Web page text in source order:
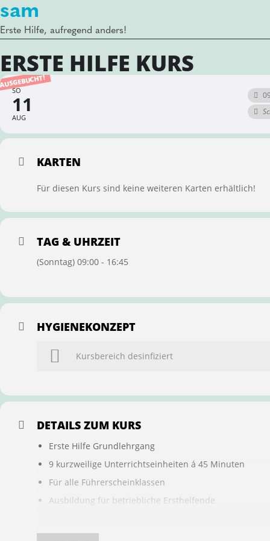
sam
Erste Hilfe, aufregend anders!
ERSTE HILFE KURS
SO
11
AUG
KARTEN
Für diesen Kurs sind keine weiteren Karten erhältlich!
TAG & UHRZEIT
(Sonntag) 09:00 - 16:45
HYGIENEKONZEPT
Kursbereich desinfiziert
DETAILS ZUM KURS
Erste Hilfe Grundlehrgang
9 kurzweilige Unterrichtseinheiten á 45 Minuten
Für alle Führerscheinklassen
Ausbildung für betriebliche Ersthelfende